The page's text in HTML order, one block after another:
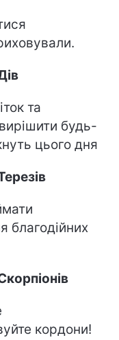
та
будь-
цього дня
благодійних
кордони!